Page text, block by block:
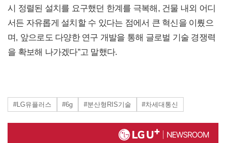
시 정렬된 설치를 요구했던 한계를 극복해, 건물 내외 어디
서든 자유롭게 설치할 수 있다는 점에서 큰 혁신을 이뤘으
며, 앞으로도 다양한 연구 개발을 통해 글로벌 기술 경쟁력
을 확보해 나가겠다”고 말했다.
#LG유플러스 #6g #분산형RIS기술 #차세대통신